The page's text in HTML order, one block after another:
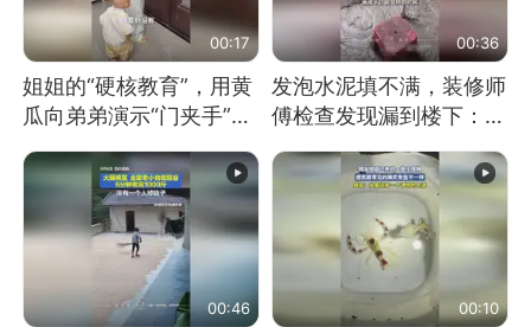
00:17
姐姐的“硬核教育”，用黄
瓜向弟弟演示“门夹手”，
教！
00:36
发泡水泥填不满，装修师
傅检查发现漏到楼下：出
00:46 00:10